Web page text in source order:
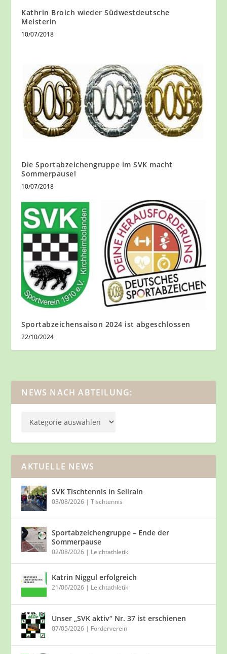
Kathrin Broich wieder Südwestdeutsche
Meisterin
10/07/2018
Die Sportabzeichengruppe im SVK macht
Sommerpause!
10/07/2018
Sportabzeichensaison 2024 ist abgeschlossen
22/10/2024
NEWS NACH ABTEILUNG:
AKTUELLE NEWS
SVK Tischtennis in Sellrain
03/08/2026 |Tischtennis
Sportabzeichengruppe – Ende der
Sommerpause
02/08/2026 | Leichtathletik
Katrin Niggul erfolgreich
21/06/2026 | Leichtathletik
Unser „SVK aktiv“ Nr. 37 ist erschienen
07/05/2026 | Förderverein